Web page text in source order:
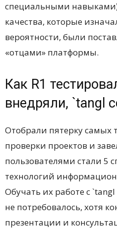
специальными
качества, которые
вероятности, были
«отцами» платформы.
Как R1
внедряли, `tangl
Отобрали пятерку самых
проверки проектов и
пользователями стали 5
технологий
Обучать их работе с
не потребовалось, хотя
презентации и